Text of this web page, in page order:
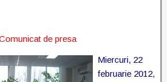
de presa
Miercuri, 22
februarie 2012,